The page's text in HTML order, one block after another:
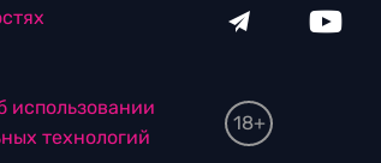
использовании
технологий
18+